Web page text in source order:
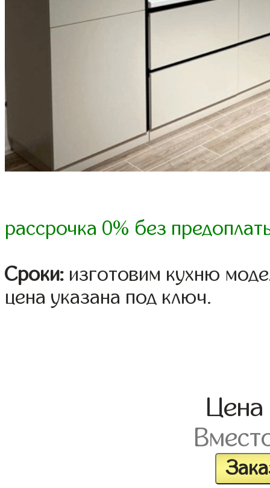
рассрочка 0% без
Сроки: изготовим кухню
цена указана под ключ.
Цена